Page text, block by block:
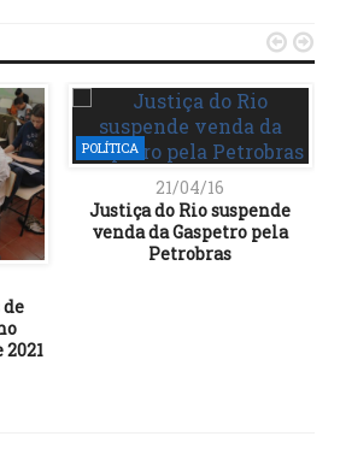
POLÍTICA
21/04/16
Justiça do Rio suspende
venda da Gaspetro pela
Petrobras
 